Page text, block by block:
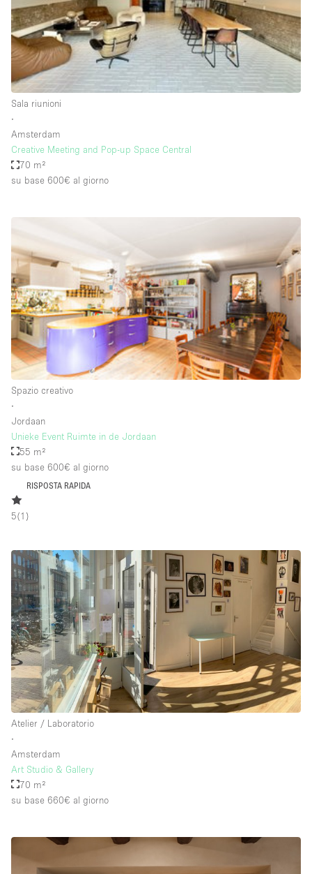
Giardino
Illuminazione
Impianto audiovisivo
Industriale
Internet
Livello strada
Luce Diurna
Raw
Riscaldamento
Sistema di sicurezza
Smoking Area
Soundproof
Spazio living
Terrace
Tetto / Terrazza
Vetrina
Whitebox / Minimal
Piano/Accesso
Seminterrato
Piano terra su corte
Piano terra su strada
Centro commerciale
Di sopra
Altro
Sala riunioni
∙
Amsterdam
Creative Meeting and Pop-up Space Central
70 m²
su base 600€ al giorno
Spazio creativo
∙
Jordaan
Unieke Event Ruimte in de Jordaan
55 m²
su base 600€ al giorno
RISPOSTA RAPIDA
5(1 )
Atelier / Laboratorio
∙
Amsterdam
Art Studio & Gallery
70 m²
su base 660€ al giorno